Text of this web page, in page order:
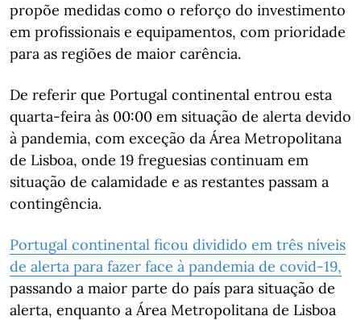
propõe medidas como o reforço do investimento
em profissionais e equipamentos, com prioridade
para as regiões de maior carência.
De referir que Portugal continental entrou esta
quarta-feira às 00:00 em situação de alerta devido
à pandemia, com exceção da Área Metropolitana
de Lisboa, onde 19 freguesias continuam em
situação de calamidade e as restantes passam a
contingência.
Portugal continental ficou dividido em três níveis
de alerta para fazer face à pandemia de covid-19,
passando a maior parte do país para situação de
alerta, enquanto a Área Metropolitana de Lisboa